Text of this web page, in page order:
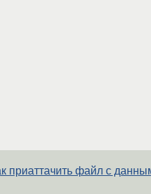
приаттачить файл с